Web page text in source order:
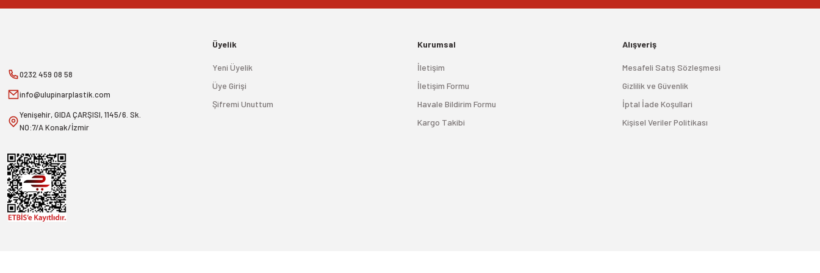
0232 459 08 58
info@ulupinarplastik.com
Yenişehir, GIDA ÇARŞISI, 1145/6. Sk.
NO:7/A Konak/İzmir
Üyelik
Yeni Üyelik
Üye Girişi
Şifremi Unuttum
Kurumsal
İletişim
İletişim Formu
Havale Bildirim Formu
Kargo Takibi
Alışveriş
Mesafeli Satış Sözleşmesi
Gizlilik ve Güvenlik
İptal İade Koşullari
Kişisel Veriler Politikası